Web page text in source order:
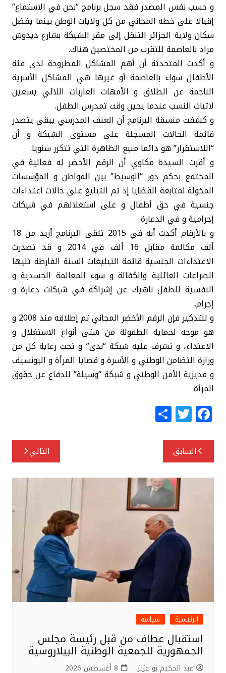
و حسب نفس المصدر فقد سجل برنامج “نحن في الاستماع”
إقبالا على خطه المجاني من كل ولايات الوطن بينما يفضل
سكان ولاية الجزائر التنقل إلى مقر الشبكة بشارع ديدوش
مراد بالعاصمة للتقرب من المختصين هناك.
و أكدت المتحدثة أن أهم المشاكل المطروحة لدى فئة
الأطفال سواء بالعاصمة أو غيرها هي المشاكل الأسرية
الناجمة عن الطلاق و الأمهات العازبات اللائي يسعين
لاثبات النسب عندما يحين وقت تمدرس الطفل.
و كشفت منسقة البرنامج أن العنف المدرسي يبقى يتصدر
قائمة الحالات المسجلة على مستوى الشبكة و أن
“اللاستقرار” هو دائما منبع الظاهرة التي تتكرر سنويا.
و أقرت السيدة مكاوي أن الرقم الأخضر له فعالية في
المجتمع بحكم دور “الوسيط” بين المواطن و المؤسسات
المخولة لمتابعة القضايا إذ تم التبليغ على حالات اعتداءات
جنسية في حق أطفال و على استغلالهم في شبكات
إجرامية و في الدعارة.
و بالأرقام أكدت أنه في 2015 تلقى البرنامج أزيد من 18
ألف مكالمة مقابل 16 ألف في 2014 و قد تصدرت
الاعتداءات الجنسية قائمة التبليغات السنة الفارطة تليها
الصراعات العائلية والكفالة و سوء المعالمة الجسدية و
النفسية للطفل ناهيك عن إشراكه في شبكات دعارة و
إجرام.
و للتذكير فإن الرقم الأخضر المجاني تم إطلاقه منذ 2008 و
هو موجه لحماية الطفولة من شتى أنواع الاستغلال و
الاعتداء، و تشرف عليه شبكة “ندى” و تحت رعاية كل من
وزارة التضامن الوطني و الأسرة و قضايا المرأة و اليونسيف
و مديرية الأمن الوطني و شبكة “وسيلة” للدفاع عن حقوق
المرأة
F
a
c
e
b
T
w
itt
e
r
S
h
تصفّح
المقالات
السابق التالي
الرئيسية سياسة
استقبال عطاف من قبل رئيسة مجلس
الجمهورية للجمعية الوطنية البيلاروسية
عبد الحكيم بو عزيز 8 أغسطس 2026